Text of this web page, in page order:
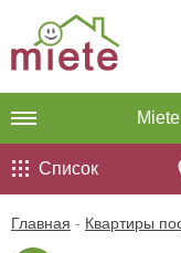
Список
Главная - Квартиры